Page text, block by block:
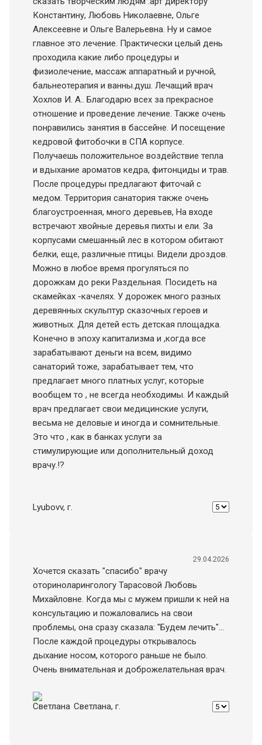
Константину, Любовь Николаевне, Ольге
Алексеевне и Ольге Валерьевна. Ну и самое
главное это лечение. Практически целый день
проходила какие либо процедуры и
физиолечение, массаж аппаратный и ручной,
бальнеотерапия и ванны.душ. Лечащий врач
Хохлов И. А.. Благодарю всех за прекрасное
отношение и проведение лечение. Также очень
понравились занятия в бассейне. И посещение
кедровой фитобочки в СПА корпусе.
Получаешь положительное воздействие тепла
и вдыхание ароматов кедра, фитонциды и трав.
После процедуры предлагают фиточай с
медом. Территория санатория также очень
благоустроенная, много деревьев, На входе
встречают хвойные деревья пихты и ели. За
корпусами смешанный лес в котором обитают
белки, еще, различные птицы. Видели дроздов.
Можно в любое время прогуляться по
дорожкам до реки Раздельная. Посидеть на
скамейках -качелях. У дорожек много разных
деревянных скульптур сказочных героев и
животных. Для детей есть детская площадка.
Конечно в эпоху капитализма и ,когда все
зарабатывают деньги на всем, видимо
санаторий тоже, зарабатывает тем, что
предлагает много платных услуг, которые
вообщем то , не всегда необходимы. И каждый
врач предлагает свои медицинские услуги,
весьма не деловые и иногда и сомнительные.
Это что , как в банках услуги за
стимулирующие или дополнительный доход
врачу.!?
Lyubovv, г.
29.04.2026
Хочется сказать "спасибо" врачу
оториноларингологу Тарасовой Любовь
Михайловне. Когда мы с мужем пришли к ней на
консультацию и пожаловались на свои
проблемы, она сразу сказала: "Будем лечить"...
После каждой процедуры открывалось
дыхание носом, которого раньше не было.
Очень внимательная и доброжелательная врач.
Светлана, г.